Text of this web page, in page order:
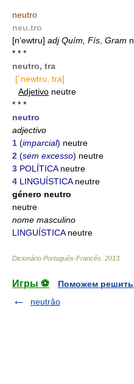
neutro
neu.tro
[n‘ewtru] adj Quím, Fís Gram
* * *
neutro, tra
[`newtru, tra]
Adjetivo neutre
* * *
neutro
adjectivo
1 (imparcial) neutre
2 (sem excesso) neutre
3 POLÍTICAneutre
4 LINGUÍSTICAneutre
género neutro
neutre
nome masculino
LINGUÍSTICAneutre
Dicionário Português-Francês 2013
Игры ⚽
Поможем решить
neutrão